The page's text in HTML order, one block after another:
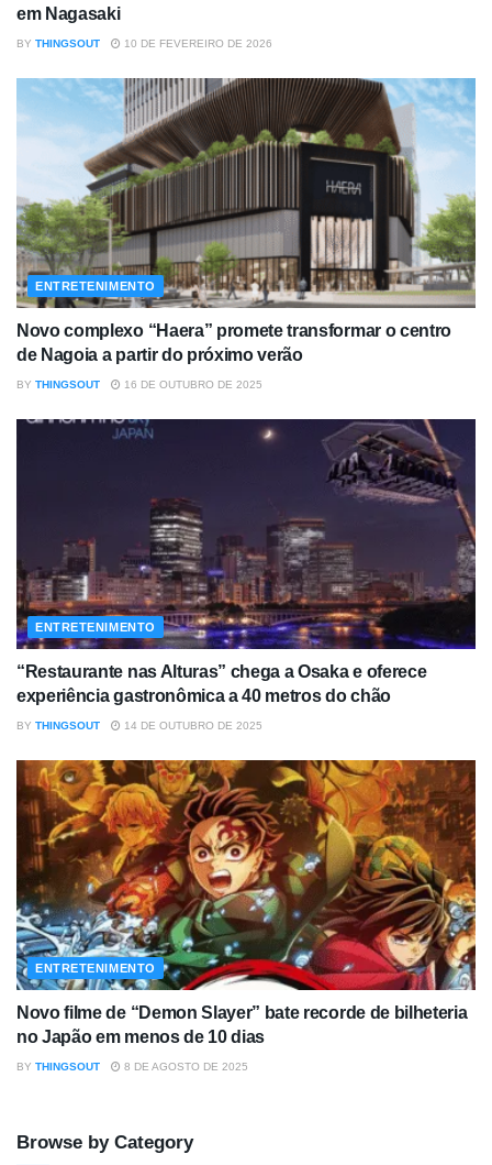
em Nagasaki
BY THINGSOUT 10 DE FEVEREIRO DE 2026
ENTRETENIMENTO
Novo complexo “Haera” promete transformar o centro
de Nagoia a partir do próximo verão
BY THINGSOUT 16 DE OUTUBRO DE 2025
ENTRETENIMENTO
“Restaurante nas Alturas” chega a Osaka e oferece
experiência gastronômica a 40 metros do chão
BY THINGSOUT 14 DE OUTUBRO DE 2025
ENTRETENIMENTO
Novo filme de “Demon Slayer” bate recorde de bilheteria
no Japão em menos de 10 dias
BY THINGSOUT 8 DE AGOSTO DE 2025
Browse by Category